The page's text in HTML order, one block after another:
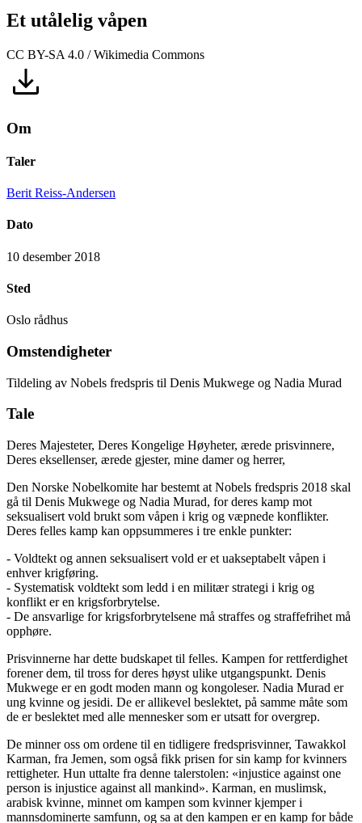
Et utålelig våpen
CC BY-SA 4.0 / Wikimedia Commons
Om
Taler
Berit Reiss-Andersen
Dato
10 desember 2018
Sted
Oslo rådhus
Omstendigheter
Tildeling av Nobels fredspris til Denis Mukwege og Nadia Murad
Tale
Deres Majesteter, Deres Kongelige Høyheter, ærede prisvinnere,
Deres eksellenser, ærede gjester, mine damer og herrer,
Den Norske Nobelkomite har bestemt at Nobels fredspris 2018 skal
gå til Denis Mukwege og Nadia Murad, for deres kamp mot
seksualisert vold brukt som våpen i krig og væpnede konflikter.
Deres felles kamp kan oppsummeres i tre enkle punkter:
- Voldtekt og annen seksualisert vold er et uakseptabelt våpen i
enhver krigføring.
- Systematisk voldtekt som ledd i en militær strategi i krig og
konflikt er en krigsforbrytelse.
- De ansvarlige for krigsforbrytelsene må straffes og straffefrihet må
opphøre.
Prisvinnerne har dette budskapet til felles. Kampen for rettferdighet
forener dem, til tross for deres høyst ulike utgangspunkt. Denis
Mukwege er en godt moden mann og kongoleser. Nadia Murad er
ung kvinne og jesidi. De er allikevel beslektet, på samme måte som
de er beslektet med alle mennesker som er utsatt for overgrep.
De minner oss om ordene til en tidligere fredsprisvinner, Tawakkol
Karman, fra Jemen, som også fikk prisen for sin kamp for kvinners
rettigheter. Hun uttalte fra denne talerstolen: «injustice against one
person is injustice against all mankind». Karman, en muslimsk,
arabisk kvinne, minnet om kampen som kvinner kjemper i
mannsdominerte samfunn, og sa at den kampen er en kamp for både